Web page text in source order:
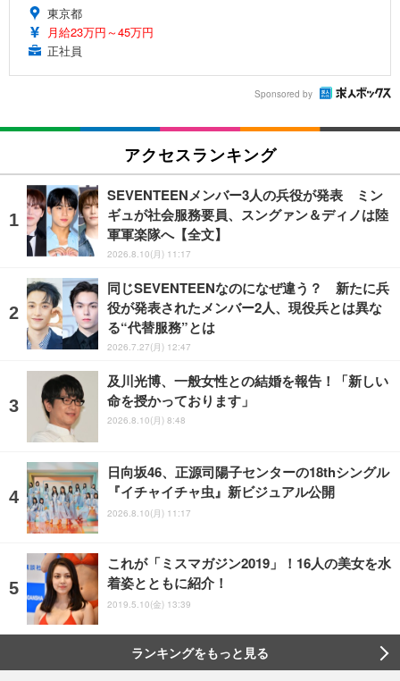
東京都
月給23万円～45万円
正社員
Sponsored by
アクセスランキング
SEVENTEENメンバー3人の兵役が発表 ミン
ギュが社会服務要員、スングァン＆ディノは陸
軍軍楽隊へ【全文】
2026.8.10(月) 11:17
同じSEVENTEENなのになぜ違う？ 新たに兵
役が発表されたメンバー2人、現役兵とは異な
る“代替服務”とは
2026.7.27(月) 12:47
及川光博、一般女性との結婚を報告！「新しい
命を授かっております」
2026.8.10(月) 8:48
日向坂46、正源司陽子センターの18thシングル
『イチャイチャ虫』新ビジュアル公開
2026.8.10(月) 11:17
これが「ミスマガジン2019」！16人の美女を水
着姿とともに紹介！
2019.5.10(金) 13:39
ランキングをもっと見る